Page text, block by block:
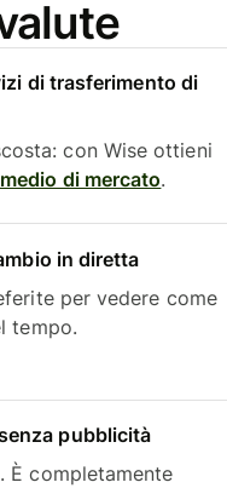
di trasferimento di
con Wise ottieni
di mercato.
in diretta
per vedere come
tempo.
pubblicità
È completamente